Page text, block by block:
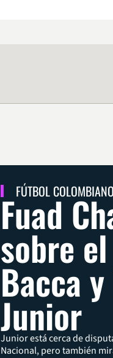
FÚTBOL COLOMBIANO
Fuad
sobre
Bacca
Junior
Junior está cerca de
Nacional, pero también